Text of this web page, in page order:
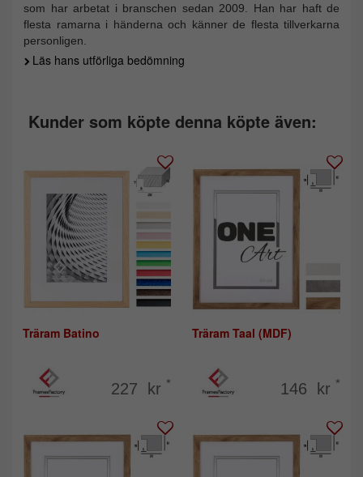
som har arbetat i branschen sedan 2009. Han har haft de
flesta ramarna i händerna och känner de flesta tillverkarna
personligen.
Läs hans utförliga bedömning
Kunder som köpte denna köpte även:
Träram Batino
227 kr *
Träram Taal (MDF)
146 kr *